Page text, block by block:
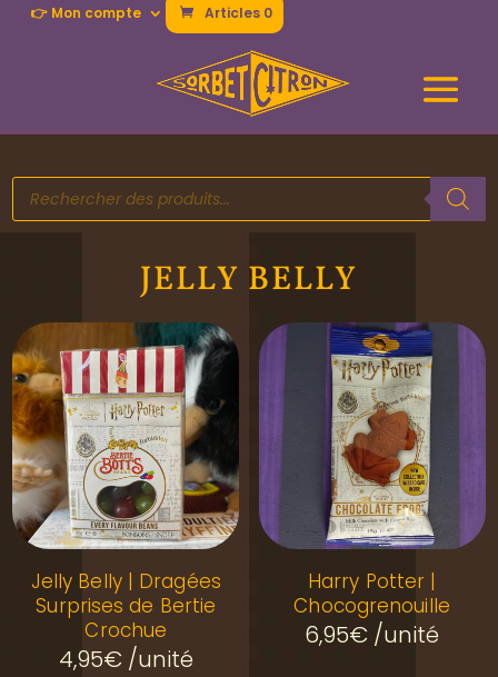
👉 Mon compte Articles 0
Recherche
de
produits
JELLY BELLY
Jelly Belly | Dragées
Surprises de Bertie
Crochue
4,95€ /unité
Harry Potter |
Chocogrenouille
6,95€ /unité